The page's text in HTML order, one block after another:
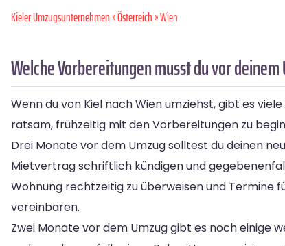
Kieler Umzugsunternehmen»Österreich» Wien
Welche Vorbereitungen musst du vor
Wenn du von Kiel nach Wien umziehst, gibt es
ratsam, frühzeitig mit den Vorbereitungen zu
Drei Monate vor dem Umzug solltest du deinen
Mietvertrag schriftlich kündigen und
Wohnung rechtzeitig zu überweisen und Termine
vereinbaren.
Zwei Monate vor dem Umzug gibt es noch einige